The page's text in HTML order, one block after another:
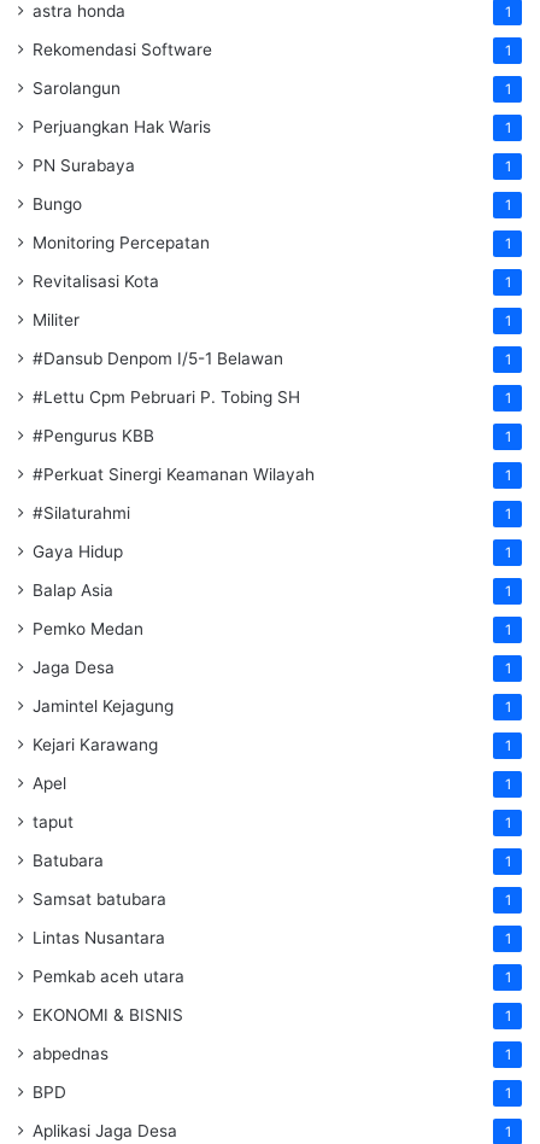
astra honda 1
Rekomendasi Software 1
Sarolangun 1
Perjuangkan Hak Waris 1
PN Surabaya 1
Bungo 1
Monitoring Percepatan 1
Revitalisasi Kota 1
Militer 1
#Dansub Denpom I/5-1 Belawan 1
#Lettu Cpm Pebruari P. Tobing SH 1
#Pengurus KBB 1
#Perkuat Sinergi Keamanan Wilayah 1
#Silaturahmi 1
Gaya Hidup 1
Balap Asia 1
Pemko Medan 1
Jaga Desa 1
Jamintel Kejagung 1
Kejari Karawang 1
Apel 1
taput 1
Batubara 1
Samsat batubara 1
Lintas Nusantara 1
Pemkab aceh utara 1
EKONOMI & BISNIS 1
abpednas 1
BPD 1
Aplikasi Jaga Desa 1